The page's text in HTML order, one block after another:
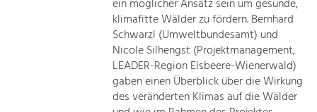
ein möglicher Ansatz sein um gesunde,
klimafitte Wälder zu fördern. Bernhard
Schwarzl (Umweltbundesamt) und
Nicole Silhengst (Projektmanagement,
LEADER-Region Elsbeere-Wienerwald)
gaben einen Überblick über die Wirkung
des veränderten Klimas auf die Wälder